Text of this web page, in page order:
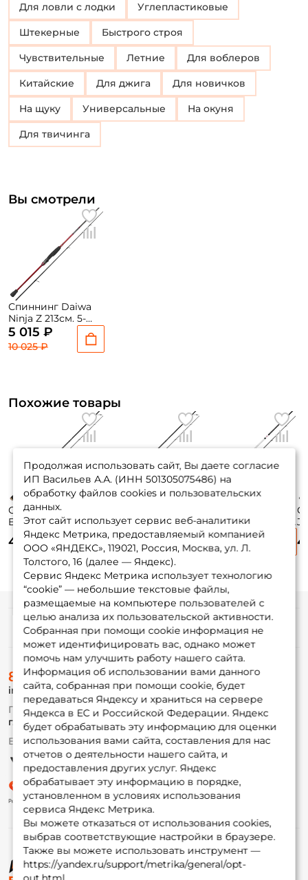
Для ловли с лодки Углепластиковые
Штекерные Быстрого строя
Чувствительные Летние Для воблеров
Китайские Для джига Для новичков
На щуку Универсальные на окуня
для твичинга
Вы смотрели
Спиннинг Daiwa
Ninja Z 213см. 5-
20гр. 98гр. fast /
702MLFS
5 015 ₽
10 025 ₽
Похожие товары
Спиннинг Salmo
Elite Jig N`twitch
22 213 см. 5-22 гр.
4 785 ₽
Elite Jig N`twitch
25 223 см. 6-25 гр.
5 010 ₽
John Vanrex 15 223
см. 3-15 гр.
4 980 ₽ 4
Продолжая использовать сайт, Вы даете согласие
ИП Васильев А.А. (ИНН 501305075486) на
обработку файлов cookies и пользовательских
данных.
Этот сайт использует сервис веб-аналитики
Яндекс Метрика, предоставляемый компанией
ООО «ЯНДЕКС», 119021, Россия, Москва, ул. Л.
Толстого, 16 (далее — Яндекс).
Сервис Яндекс Метрика использует технологию
“cookie” — небольшие текстовые файлы,
размещаемые на компьютере пользователей с
целью анализа их пользовательской активности.
Собранная при помощи cookie информация не
может идентифицировать вас, однако может
помочь нам улучшить работу нашего сайта.
Информация об использовании вами данного
сайта, собранная при помощи cookie, будет
передаваться Яндексу и храниться на сервере
Яндекса в ЕС и Российской Федерации. Яндекс
будет обрабатывать эту информацию для оценки
использования вами сайта, составления для нас
отчетов о деятельности нашего сайта, и
предоставления других услуг. Яндекс
обрабатывает эту информацию в порядке,
установленном в условиях использования
сервиса Яндекс Метрика.
Вы можете отказаться от использования cookies,
выбрав соответствующие настройки в браузере.
Также вы можете использовать инструмент —
https://yandex.ru/support/metrika/general/opt-
© ФоксФишинг, 2009-2026
Информация
О магазине
Доставка
Оплата
Fox-bonus
Гуру
Партнерская программа
8 (495) 532-77-88
info@foxfishing.ru
По вопросам с заказом
г. Москва, ул. Плеханова д.7
Ежедневно 10:00 до 20:00